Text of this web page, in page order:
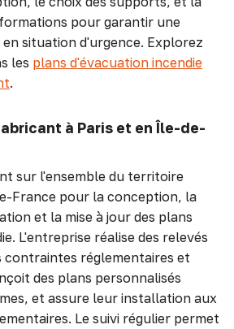
pour garantir une
situation d'urgence. Explorez
les plans d'évacuation incendie
.
à Paris et en Île-de-
sur l'ensemble du territoire
France pour la conception, la
et la mise à jour des plans
L'entreprise réalise des relevés
contraintes réglementaires et
des plans personnalisés
et assure leur installation aux
Le suivi régulier permet